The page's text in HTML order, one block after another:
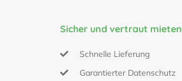
Sicher und vertraut mieten
Schnelle Lieferung
Garantierter Datenschutz